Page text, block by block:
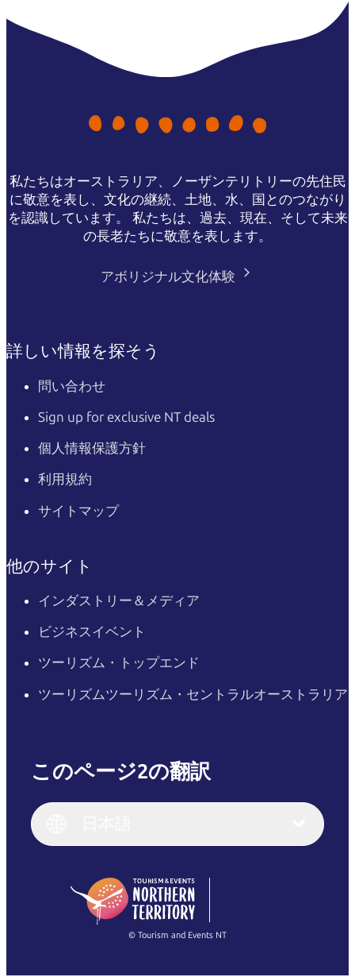
私たちはオーストラリア、ノーザンテリトリーの先住民
に敬意を表し、文化の継続、土地、水、国とのつながり
を認識しています。 私たちは、過去、現在、そして未来
の長老たちに敬意を表します。
アボリジナル文化体験
詳しい情報を探そう
問い合わせ
Sign up for exclusive NT deals
個人情報保護方針
利用規約
サイトマップ
他のサイト
インダストリー＆メディア
ビジネスイベント
ツーリズム・トップエンド
ツーリズムツーリズム・セントラルオーストラリア
このページ2の翻訳
English (US)
English
(Singapore)
Français
繁體中文
© Tourism and Events NT